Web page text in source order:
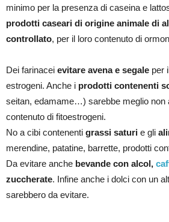
minimo per la presenza di caseina e
prodotti caseari di origine animale di
controllato, per il loro contenuto di
Dei farinacei evitare avena e segale per
estrogeni. Anche i prodotti contenenti
seitan, edamame…) sarebbe meglio non
contenuto di fitoestrogeni.
No a cibi contenenti grassi saturi e gli
merendine, patatine, barrette, prodotti
Da evitare anche bevande con alcol,
zuccherate. Infine anche i dolci con un
sarebbero da evitare.